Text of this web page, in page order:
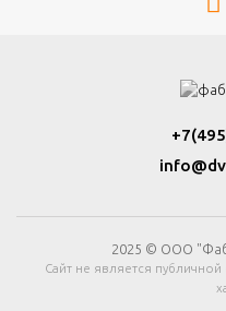
2025 © ООО
Сайт не является